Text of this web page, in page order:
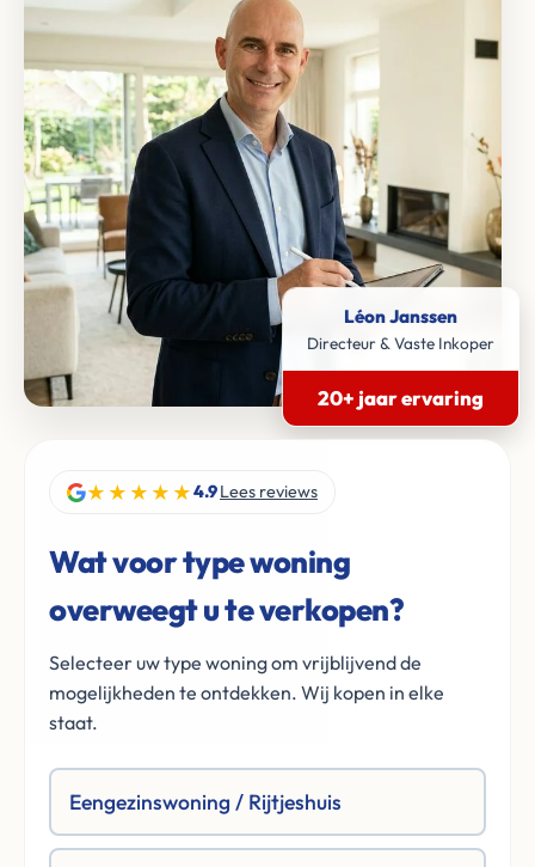
Léon Janssen
Directeur & Vaste Inkoper
20+ jaar ervaring
★★★★★4.9Lees reviews
Wat voor type woning
overweegt u te verkopen?
Selecteer uw type woning om vrijblijvend de
mogelijkheden te ontdekken. Wij kopen in elke
staat.
Eengezinswoning / Rijtjeshuis